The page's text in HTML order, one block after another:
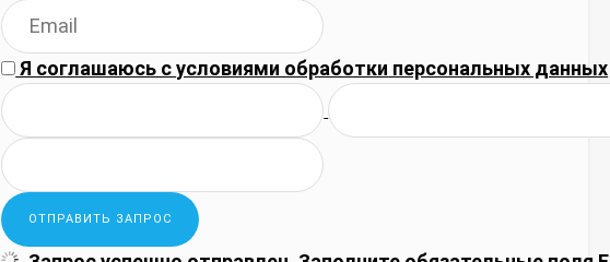
Я соглашаюсь сусловиями обработки персональных данных